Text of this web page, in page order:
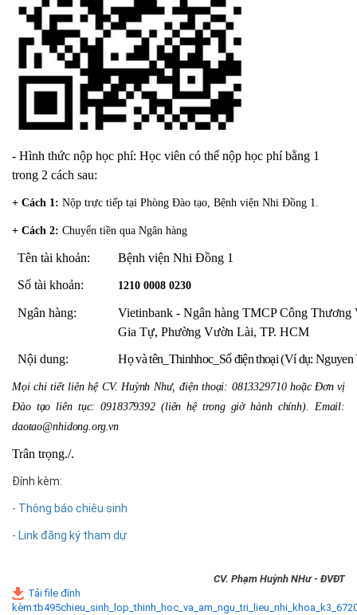
- Hình thức nộp học phí: Học viên có thể nộp học phí bằng 1
trong 2 cách sau:
+ Cách 1: Nộp trực tiếp tại Phòng Đào tạo, Bệnh viện Nhi Đồng 1.
+ Cách 2: Chuyển tiền qua Ngân hàng
Tên tài khoản:
Bệnh viện Nhi Đồng 1
Số tài khoản:
1210 0008 0230
Ngân hàng: Vietinbank -Ngân hàng TMCP Công Thương
Gia Tự, PhườngVườn Lài, TP. HCM
Nội dung:
Họ và tên_Thinhhoc_Số điện thoại (Ví dụ: Nguyen
Mọi chi tiết liên hệ CV. Huỳnh Như, điện thoại: 0813329710hoặc Đơn vị
Đào tạo liên tục: 0918379392(liênhệtrong giờ hành chính). Email:
daotao@nhidong.org.vn
Trân trọng./.
Đính kèm:
- Thông báo chiêu sinh
- Link đăng ký tham dự
CV. Phạm Huỳnh NHư - ĐVĐT
Tải file đính